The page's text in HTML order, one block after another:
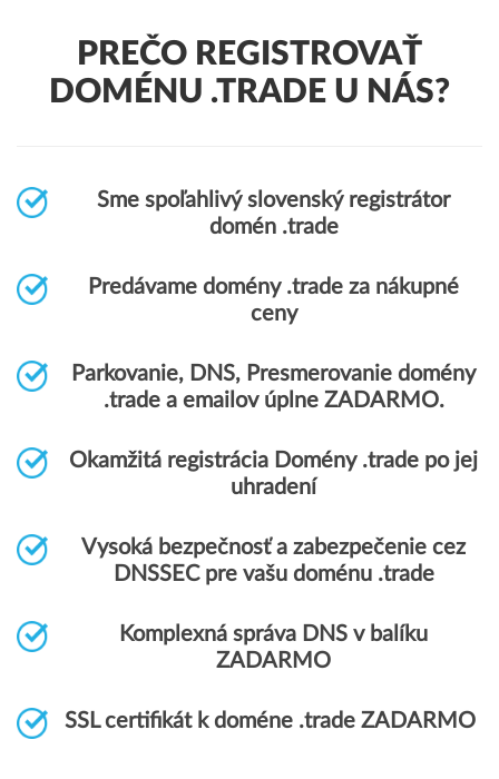
PREČO REGISTROVAŤ
DOMÉNU .TRADE U NÁS?
Sme spoľahlivý slovenský registrátor
domén .trade
Predávame domény .trade za nákupné
ceny
Parkovanie, DNS, Presmerovanie domény
.trade a emailov úplne ZADARMO.
Okamžitá registrácia Domény .trade po jej
uhradení
Vysoká bezpečnosť a zabezpečenie cez
DNSSEC pre vašu doménu .trade
Komplexná správa DNS v balíku
ZADARMO
SSL certifikát k doméne .trade ZADARMO